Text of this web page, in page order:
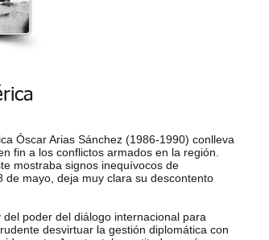
Óscar Arias Sánchez (1986-1990) conlleva
fin a los conflictos armados en la región.
mostraba signos inequívocos de
mayo, deja muy clara su descontento
poder del diálogo internacional para
desvirtuar la gestión diplomática con